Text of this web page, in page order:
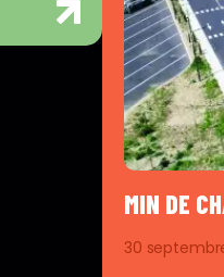
MIN DE
30